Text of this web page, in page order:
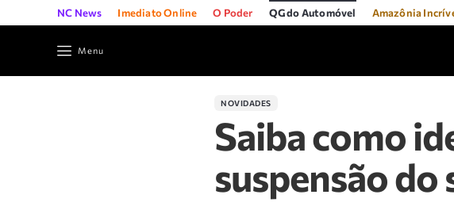
NC News Imediato Online O Poder QG do Automóvel Amazônia
Menu
NOVIDADES
Saiba como
suspensão do